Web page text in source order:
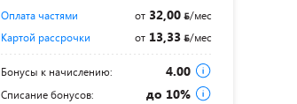
Оплата частями от32,00
/мес
Картой рассрочки
от13,33 /мес
Бонусы к начислению: 4.00
Списание бонусов: до 10%